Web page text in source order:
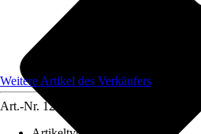
Weitere Artikel des Verkäufers
Art.-Nr. 12583522